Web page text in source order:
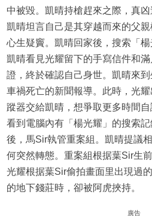
中被毀。凱晴持槍趕來之際，真
凱晴坦言自己是其穿越而來的父親
心生疑竇。凱晴回家後，搜索「楊
凱晴看見光耀留下的手寫信件和
證，終於確認自己身世。凱晴來
車禍死亡的新聞報導。此時，光
蹤器交給凱晴，想爭取更多時間
看到電腦內有「楊光耀」的搜索
後，馬Sir執管重案組。凱晴提議
何突然轉態。重案組根据葉Sir生
光耀根据葉Sir偷拍畫面里出現過
的地下錢莊時，卻被阿虎挾持。
廣告